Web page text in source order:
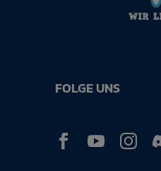
FOLGE UNS
  